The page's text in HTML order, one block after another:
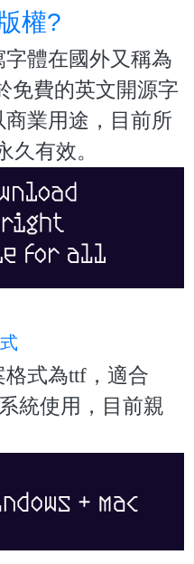
權?
體在國外又稱為
免費的英文開源字
業用途，目前所
久有效。
式為ttf，適合
統使用，目前親